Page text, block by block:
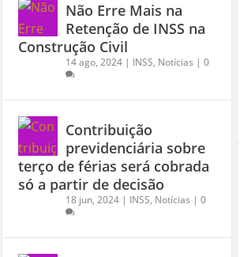
Não Erre Mais na
Retenção de INSS na
Construção Civil
14 ago, 2024| INSS, Notícias | 0
Contribuição
previdenciária sobre
terço de férias será cobrada
só a partir de decisão
18 jun, 2024| INSS, Notícias | 0